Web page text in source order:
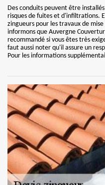
Des conduits peuvent être
risques de fuites et d'infiltrations.
zingueurs pour les travaux de
informons que Auvergne
recommandé si vous êtes très
faut aussi noter qu'il assure un
Pour les informations